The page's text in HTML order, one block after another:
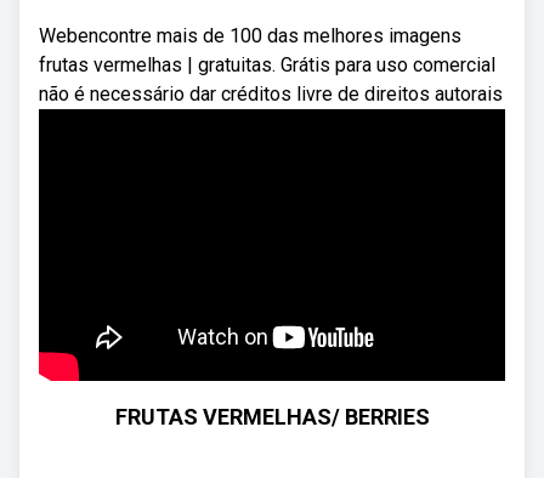
Webencontre mais de 100 das melhores imagens
frutas vermelhas | gratuitas. Grátis para uso comercial
não é necessário dar créditos livre de direitos autorais
FRUTAS VERMELHAS/ BERRIES